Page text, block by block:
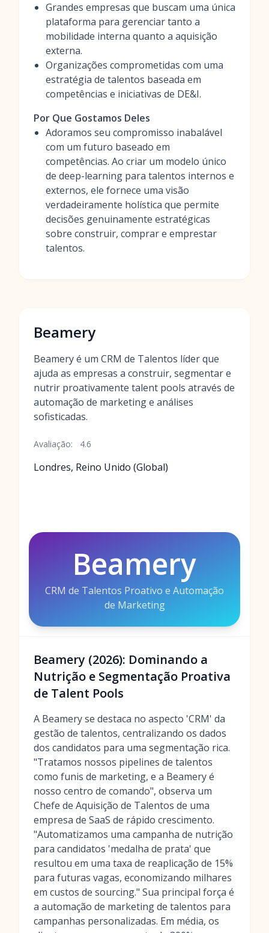
Grandes empresas que buscam uma única
plataforma para gerenciar tanto a
mobilidade interna quanto a aquisição
externa.
Organizações comprometidas com uma
estratégia de talentos baseada em
competências e iniciativas de DE&I.
Por Que Gostamos Deles
Adoramos seu compromisso inabalável
com um futuro baseado em
competências. Ao criar um modelo único
de deep-learning para talentos internos e
externos, ele fornece uma visão
verdadeiramente holística que permite
decisões genuinamente estratégicas
sobre construir, comprar e emprestar
talentos.
Beamery
Beamery é um CRM de Talentos líder que
ajuda as empresas a construir, segmentar e
nutrir proativamente talent pools através de
automação de marketing e análises
sofisticadas.
Avaliação: 4.6
Londres, Reino Unido (Global)
Beamery
CRM de Talentos Proativo e Automação
de Marketing
Beamery (2026): Dominando a
Nutrição e Segmentação Proativa
de Talent Pools
A Beamery se destaca no aspecto 'CRM' da
gestão de talentos, centralizando os dados
dos candidatos para uma segmentação rica.
"Tratamos nossos pipelines de talentos
como funis de marketing, e a Beamery é
nosso centro de comando", observa um
Chefe de Aquisição de Talentos de uma
empresa de SaaS de rápido crescimento.
"Automatizamos uma campanha de nutrição
para candidatos 'medalha de prata' que
resultou em uma taxa de reaplicação de 15%
para futuras vagas, economizando milhares
em custos de sourcing." Sua principal força é
a automação de marketing de talentos para
campanhas personalizadas. Em média, os